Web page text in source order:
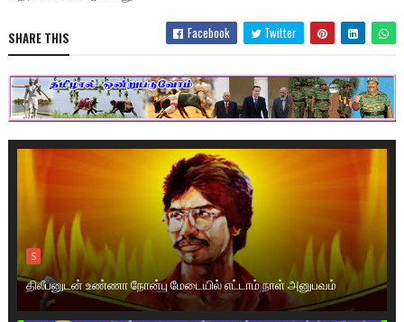
SHARE THIS Facebook Twitter
S
திலீபனுடன் உண்ணா நோன்பு மேடையில் எட்டாம் நாள் அனுபவம்